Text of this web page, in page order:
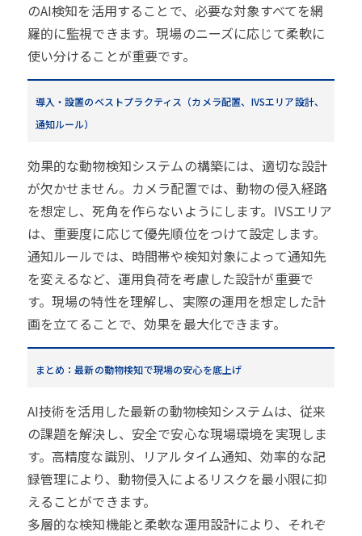
のAI検知を活用することで、必要な対象すべてを網
羅的に監視できます。現場のニーズに応じて柔軟に
使い分けることが重要です。
導入・設置のベストプラクティス（カメラ配置、IVSエリア設計、
通知ルール）
効果的な動物検知システムの構築には、適切な設計
が欠かせません。カメラ配置では、動物の侵入経路
を想定し、死角を作らないようにします。IVSエリア
は、重要度に応じて優先順位をつけて設定します。
通知ルールでは、時間帯や検知対象によって通知先
を変えるなど、運用負荷を考慮した設計が重要で
す。現場の特性を理解し、実際の運用を想定した計
画を立てることで、効果を最大化できます。
まとめ：最新の動物検知で現場の安心を底上げ
AI技術を活用した最新の動物検知システムは、従来
の課題を解決し、安全で安心な現場環境を実現しま
す。高精度な識別、リアルタイム通知、効率的な記
録管理により、動物侵入によるリスクを最小限に抑
えることができます。
多層的な検知機能と柔軟な運用設計により、それぞ